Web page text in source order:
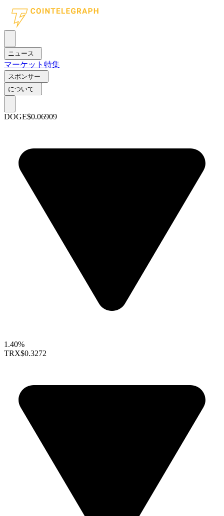
ニュース
マーケット 特集
スポンサー
について
DOGE$0.06909
1.40%
TRX$0.3272